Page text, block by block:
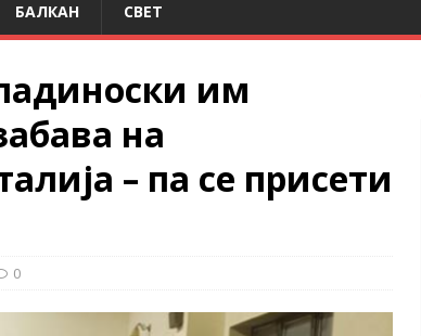
БАЛКАН СВЕТ
им
на
– па се присети
0